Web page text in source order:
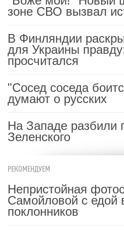
зоне СВО вызвал
В Финляндии
для Украины
просчитался
"Сосед соседа
думают о русских
На Западе разбили
Зеленского
РЕКОМЕНДУЕМ
Непристойная
Самойловой с едой
поклонников